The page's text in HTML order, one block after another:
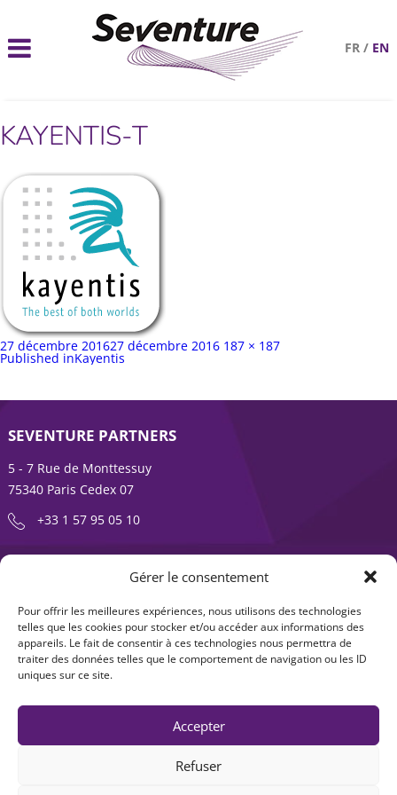
Gérer le consentement
Pour offrir les meilleures expériences, nous utilisons des technologies
telles que les cookies pour stocker et/ou accéder aux informations des
appareils. Le fait de consentir à ces technologies nous permettra de
traiter des données telles que le comportement de navigation ou les ID
uniques sur ce site.
Accepter
Refuser
FR / EN
KAYENTIS-T
Publié
sur
27 décembre 201627 décembre 2016 Taille
187 × 187
Navigation
Published inKayentis
SEVENTURE PARTNERS
5 - 7 Rue de Monttessuy
75340 Paris Cedex 07
+33 1 57 95 05 10
ENTREPRENDRE EST UNE AVENTURE
À propos
Expertises
Offre produits
Actualités
Contact